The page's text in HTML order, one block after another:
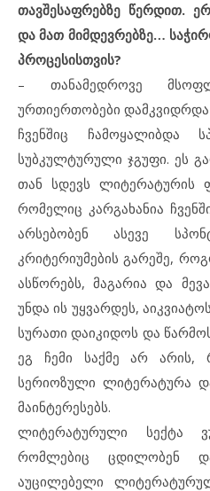
თავშესაფრებზე წერდით.
და მათ მიმდევრებზე…
პროცესისთვის?
– თანამედროვე
ურთიერთობები
ჩვენშიც ჩამოყალიბდა
სუბკულტურული ჯგუფი. ეს
თან სდევს ლიტერატურის
რომელიც კარგახანია
არსებობენ ასევე
კრიტერიუმების გარეშე,
ასწორებს, მაგარია და
უნდა ის უყვარდეს,
სურათი დაიკიდოს და
ეგ ჩემი საქმე არ არის,
სერიოზული ლიტერატურა
მაინტერესებს.
ლიტერატურული სექტა
რომლებიც ცდილობენ
აუცილებელი